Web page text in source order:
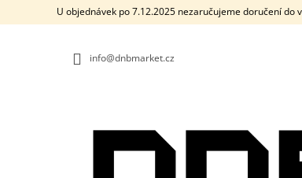
U objednávek po 7.12.2025 nezaručujeme doručení
info@dnbmarket.cz
O
OBCHODU
OBCHODU